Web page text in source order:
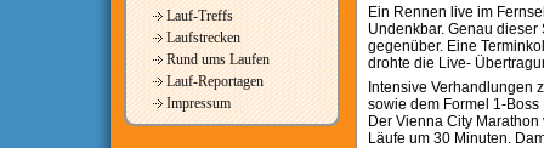
Lauf-Treffs
Laufstrecken
Rund ums Laufen
Lauf-Reportagen
Impressum
Ein Rennen live im
Undenkbar. Genau
gegenüber. Eine
drohte die Live-
Intensive Verhandlungen
sowie dem Formel 1-
Der Vienna City
Läufe um 30 Minuten.